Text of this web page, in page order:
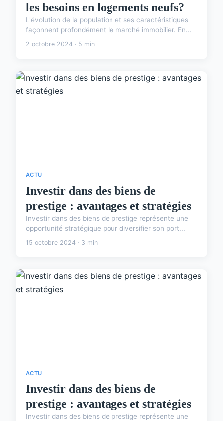
les besoins en logements neufs?
L'évolution de la population et ses caractéristiques
façonnent profondément le marché immobilier. En...
2 octobre 2024 · 5 min
ACTU
Investir dans des biens de
prestige : avantages et stratégies
Investir dans des biens de prestige représente une
opportunité stratégique pour diversifier son port...
15 octobre 2024 · 3 min
ACTU
Investir dans des biens de
prestige : avantages et stratégies
Investir dans des biens de prestige représente une